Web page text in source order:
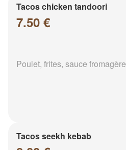
Tacos chicken tandoori
7.50 €
Poulet, frites, sauce fromagère
Tacos seekh kebab